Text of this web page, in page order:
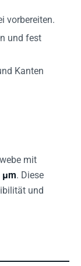
vorbereiten.
und fest
Kanten
mit
µm. Diese
und